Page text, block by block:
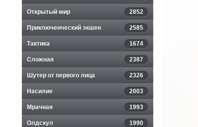
Открытый мир 2852
Приключенческий экшен 2585
Тактика 1674
Сложная 2387
Шутер от первого лица 2326
Насилие 2003
Мрачная 1993
Олдскул 1990